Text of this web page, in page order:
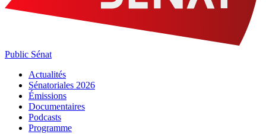
Public Sénat
Actualités
Sénatoriales 2026
Émissions
Documentaires
Podcasts
Programme